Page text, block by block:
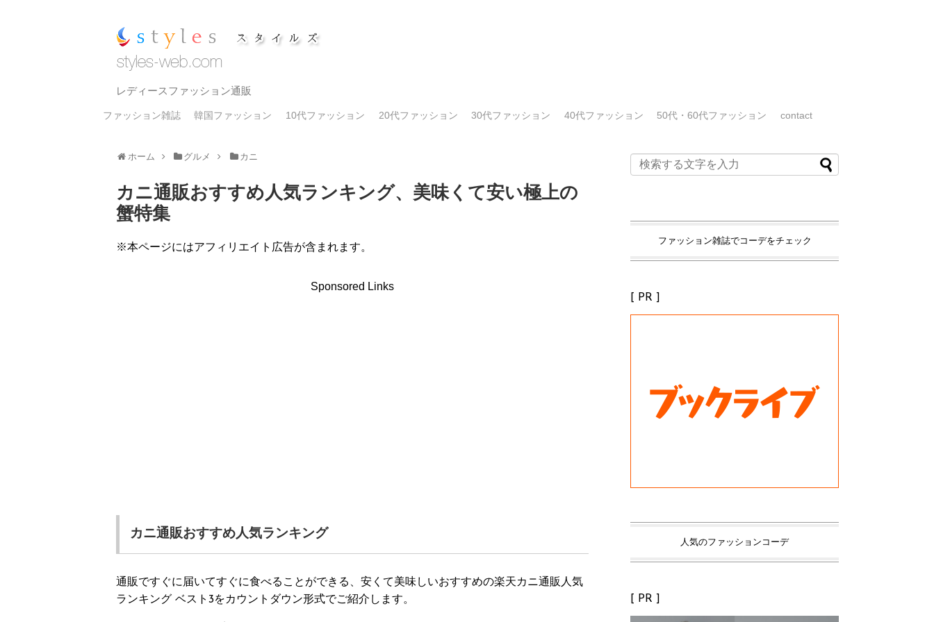
レディースファッション通販
ファッション雑誌 韓国ファッション 10代ファッション 20代ファッション 30代ファッション 40代ファッション 50代・60代ファッション contact
ホーム グルメ カニ
カニ通販おすすめ人気ランキング、美味くて安い極上の
蟹特集
※本ページにはアフィリエイト広告が含まれます。
Sponsored Links
カニ通販おすすめ人気ランキング
通販ですぐに届いてすぐに食べることができる、安くて美味しいおすすめの楽天カニ通販人気
ランキング ベスト3をカウントダウン形式でご紹介します。
ファッション雑誌でコーデをチェック
[ PR ]
人気のファッションコーデ
[ PR ]